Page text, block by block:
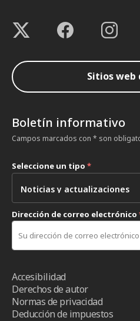
Sitios web
Boletín informativo
Campos marcados con * son
Seleccione un tipo *
Dirección de correo electrónico
Accesibilidad
Derechos de autor
Normas de privacidad
Deducción de impuestos